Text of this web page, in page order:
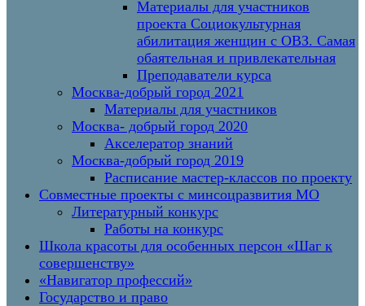
Материалы для участников
проекта Социокультурная
абилитация женщин с ОВЗ. Самая
обаятельная и привлекательная
Преподаватели курса
Москва-добрый город 2021
Материалы для участников
Москва- добрый город 2020
Акселератор знаний
Москва-добрый город 2019
Расписание мастер-классов по проекту
Совместные проекты с минсоцразвития МО
Литературный конкурс
Работы на конкурс
Школа красоты для особенных персон «Шаг к
совершенству»
«Навигатор профессий»
Государство и право